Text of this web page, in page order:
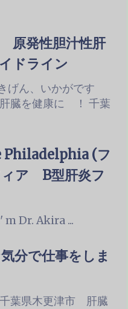
原発性胆汁性肝
ドライン
げん、いかがです
臓を健康に ！ 千葉
Philadelphia (フ
ィア B型肝炎フ
Dr. Akira ...
分で仕事をしま
葉県木更津市 肝臓